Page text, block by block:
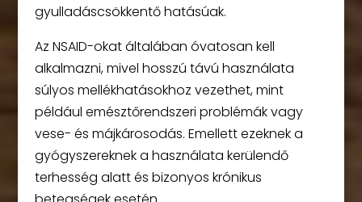
gyulladáscsökkentő hatásúak.
Az NSAID-okat általában óvatosan kell
alkalmazni, mivel hosszú távú használata
súlyos mellékhatásokhoz vezethet, mint
például emésztőrendszeri problémák vagy
vese- és májkárosodás. Emellett ezeknek a
gyógyszereknek a használata kerülendő
terhesség alatt és bizonyos krónikus